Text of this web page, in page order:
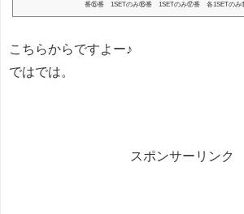
番⑮番 1SETのみ⑯番 1SETのみ⑰番 各1SETのみ⑱
税込です。 12/24 3種類追加！⑲番 ⑳番㉑番要望が
月末まで。早割・クレジットカード併用可能！
こちらからですよー♪
ではでは。
スポンサーリンク